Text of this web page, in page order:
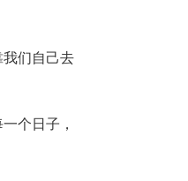
们自己去
个日子，